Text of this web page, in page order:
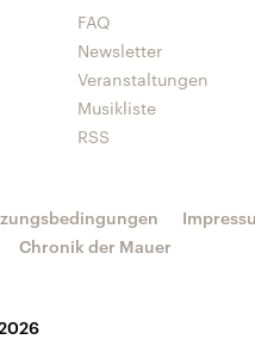
FAQ
Newsletter
Veranstaltungen
Musikliste
RSS
Chronik der Mauer